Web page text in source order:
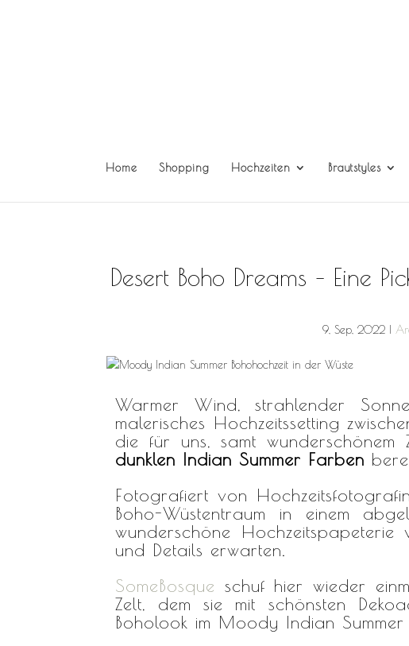
Home Shopping Hochzeiten Brautstyles
Desert Boho Dreams – Eine
9, Sep, 2022
Warmer Wind, strahlender
malerisches Hochzeitssetting
die für uns, samt wunderschönem
dunklen Indian Summer Farben
Fotografiert von
Boho-Wüstentraum in einem
wunderschöne Hochzeitspapeterie
und Details erwarten.
SomeBosque schuf hier wieder
Zelt, dem sie mit schönsten
Boholook im Moody Indian Summer